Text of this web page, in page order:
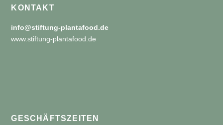
KONTAKT
info@stiftung-plantafood.de
www.stiftung-plantafood.de
GESCHÄFTSZEITEN